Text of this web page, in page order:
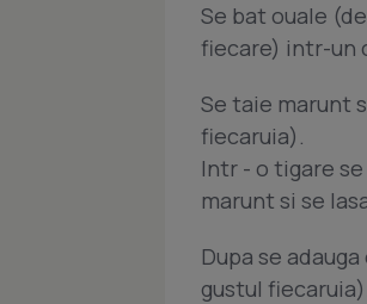
Se bat ouale
fiecare) intr-un
Se taie marunt
fiecaruia).
Intr - o tigare
marunt si se
Dupa se
gustul